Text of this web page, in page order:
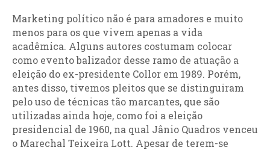
Marketing político não é para amadores e muito
menos para os que vivem apenas a vida
acadêmica. Alguns autores costumam colocar
como evento balizador desse ramo de atuação a
eleição do ex-presidente Collor em 1989. Porém,
antes disso, tivemos pleitos que se distinguiram
pelo uso de técnicas tão marcantes, que são
utilizadas ainda hoje, como foi a eleição
presidencial de 1960, na qual Jânio Quadros venceu
o Marechal Teixeira Lott. Apesar de terem-se